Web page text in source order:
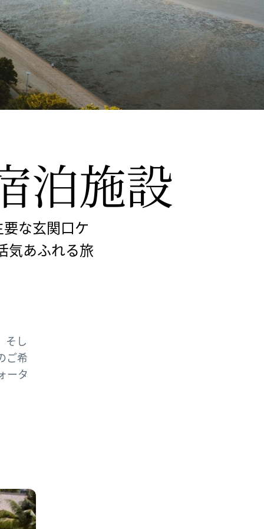
泊施設
な玄関口ケ
気あふれる旅
そし
ご希
ータ